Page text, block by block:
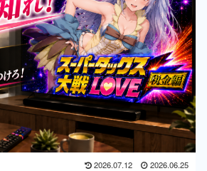
2026.07.12 2026.06.25